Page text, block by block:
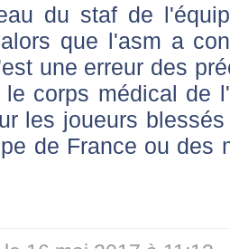
du staf de
que l'asm a
une erreur des
le corps médical de
les joueurs
de France ou des